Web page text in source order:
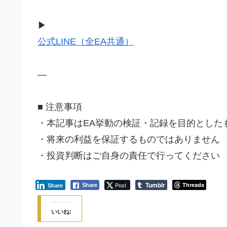
▶
公式LINE（全EA共通）
—
■ 注意事項
・本記事はEA挙動の検証・記録を目的とした
・将来の利益を保証するものではありません
・投資判断はご自身の責任で行ってください
Share Post
Share Tumblr Threads
いいね: